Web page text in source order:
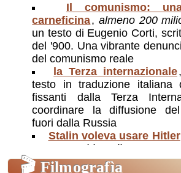
Il comunismo:
carneficina, almeno 200
un testo di Eugenio Corti,
del '900. Una vibrante
del comunismo reale
Stalin voleva usare Hitler
Mara Quadri a Viktor Suvorov
Suvorov: l'URSS fu
la Terza internazionale,
testo in traduzione italiana
fissanti dalla Terza
coordinare la diffusione
fuori dalla Russia
🎬 Filmografìa